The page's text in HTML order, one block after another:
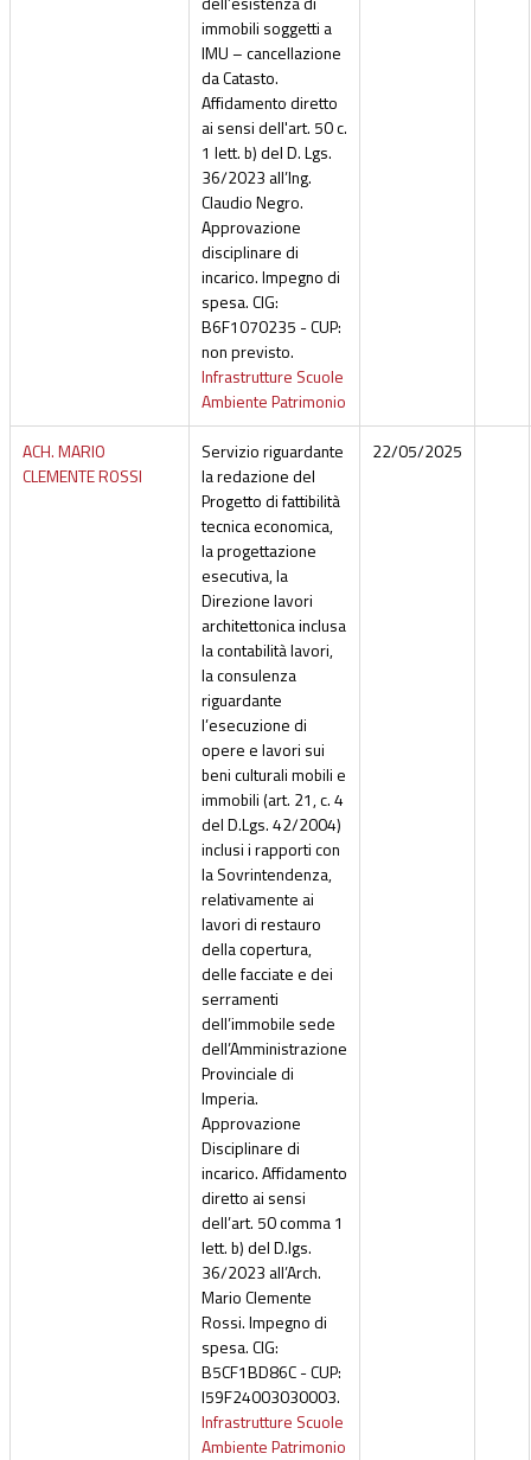
immobili soggetti a
IMU – cancellazione
da Catasto.
Affidamento diretto
ai sensi dell'art. 50 c.
1 lett. b) del D. Lgs.
36/2023 all’Ing.
Claudio Negro.
Approvazione
disciplinare di
incarico. Impegno di
spesa. CIG:
B6F1070235 - CUP:
non previsto.
Infrastrutture Scuole
Ambiente Patrimonio
ACH. MARIO
CLEMENTE ROSSI
Servizio riguardante
la redazione del
Progetto di fattibilità
tecnica economica,
la progettazione
esecutiva, la
Direzione lavori
architettonica inclusa
la contabilità lavori,
la consulenza
riguardante
l’esecuzione di
opere e lavori sui
beni culturali mobili e
immobili (art. 21, c. 4
del D.Lgs. 42/2004)
inclusi i rapporti con
la Sovrintendenza,
relativamente ai
lavori di restauro
della copertura,
delle facciate e dei
serramenti
dell’immobile sede
dell’Amministrazione
Provinciale di
Imperia.
Approvazione
Disciplinare di
incarico. Affidamento
diretto ai sensi
dell’art. 50 comma 1
lett. b) del D.lgs.
36/2023 all’Arch.
Mario Clemente
Rossi. Impegno di
spesa. CIG:
B5CF1BD86C - CUP:
I59F24003030003.
Infrastrutture Scuole
Ambiente Patrimonio
22/05/2025